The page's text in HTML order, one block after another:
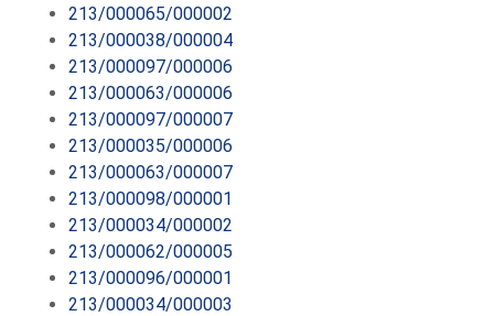
213/000065/000002
213/000038/000004
213/000097/000006
213/000063/000006
213/000097/000007
213/000035/000006
213/000063/000007
213/000098/000001
213/000034/000002
213/000062/000005
213/000096/000001
213/000034/000003